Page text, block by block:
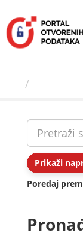
sadržaj
Prikaži
Poredaj